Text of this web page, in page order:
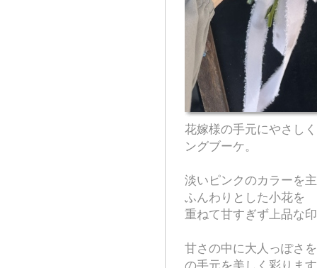
花嫁様の手元にやさし
ングブーケ。
淡いピンクのカラーを
ふんわりとした小花を
重ねて甘すぎず上品な
甘さの中に大人っぽさ
の手元を美しく彩りま